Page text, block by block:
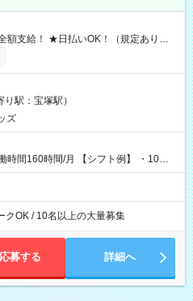
お仕事後はコンビニATMから 日払
駅：宝塚駅）
ズ
/月 【シフト例】 ・10：
クOK / 10名以上の大量募集
応募する 詳細へ